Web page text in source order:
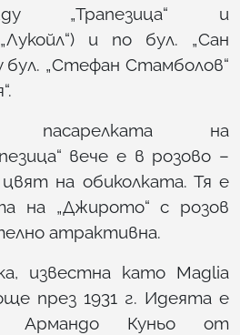
„Трапезица“ и
и по бул. „Сан
„Стефан Стамболов“
пасарелката на
вече е в розово –
на обиколката. Тя е
на „Джирото“ с розов
атрактивна.
известна като Maglia
през 1931 г. Идеята е
Армандо Куньо от